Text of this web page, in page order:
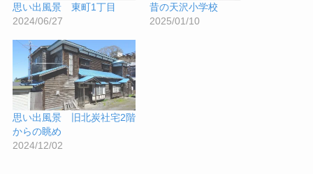
思い出風景 東町1丁目
2024/06/27
昔の天沢小学校
2025/01/10
思い出風景 旧北炭社宅2階
からの眺め
2024/12/02